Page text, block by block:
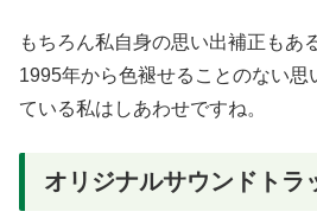
もちろん私自身の思い出補正もあ
1995年から色褪せることのない思
ている私はしあわせですね。
オリジナルサウンドトラ